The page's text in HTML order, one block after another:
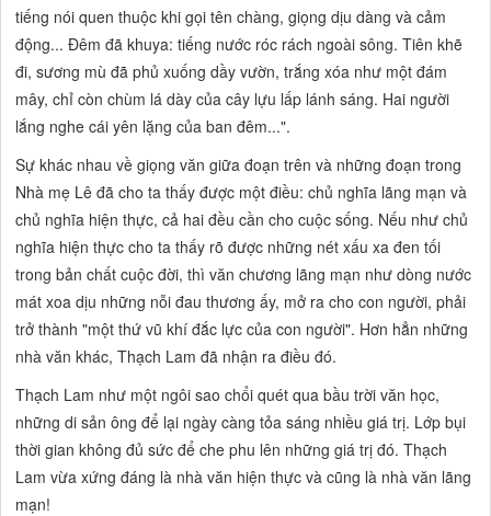
tiếng nói quen thuộc khi gọi tên chàng, giọng dịu dàng và cảm
động... Đêm đã khuya: tiếng nước róc rách ngoài sông. Tiên khẽ
đi, sương mù đã phủ xuống dầy vườn, trắng xóa như một đám
mây, chỉ còn chùm lá dày của cây lựu lấp lánh sáng. Hai người
lắng nghe cái yên lặng của ban đêm...".
Sự khác nhau về giọng văn giữa đoạn trên và những đoạn trong
Nhà mẹ Lê đã cho ta thấy được một điều: chủ nghĩa lãng mạn và
chủ nghĩa hiện thực, cả hai đều cần cho cuộc sống. Nếu như chủ
nghĩa hiện thực cho ta thấy rõ được những nét xấu xa đen tối
trong bản chất cuộc đời, thì văn chương lãng mạn như dòng nước
mát xoa dịu những nỗi đau thương ấy, mở ra cho con người, phải
trở thành"một thứ vũ khí đắc lực của con người". Hơn hẳn những
nhà văn khác, Thạch Lam đã nhận ra điều đó.
Thạch Lam như một ngôi sao chổi quét qua bầu trời văn học,
những di sản ông để lại ngày càng tỏa sáng nhiều giá trị. Lớp bụi
thời gian không đủ sức để che phu lên những giá trị đó. Thạch
Lam vừa xứng đáng là nhà văn hiện thực và cũng là nhà văn lãng
mạn!